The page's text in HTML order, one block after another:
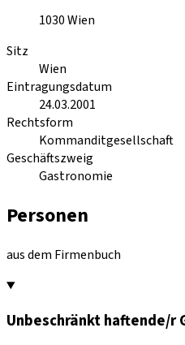
1030Wien
Sitz
Wien
Eintragungsdatum
24.03.2001
Rechtsform
Kommanditgesellschaft
Geschäftszweig
Gastronomie
Personen
aus dem Firmenbuch
Unbeschränkt haftende/r